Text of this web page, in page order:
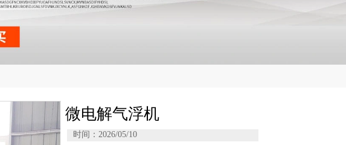
微电解气浮机
时间：2026/05/10